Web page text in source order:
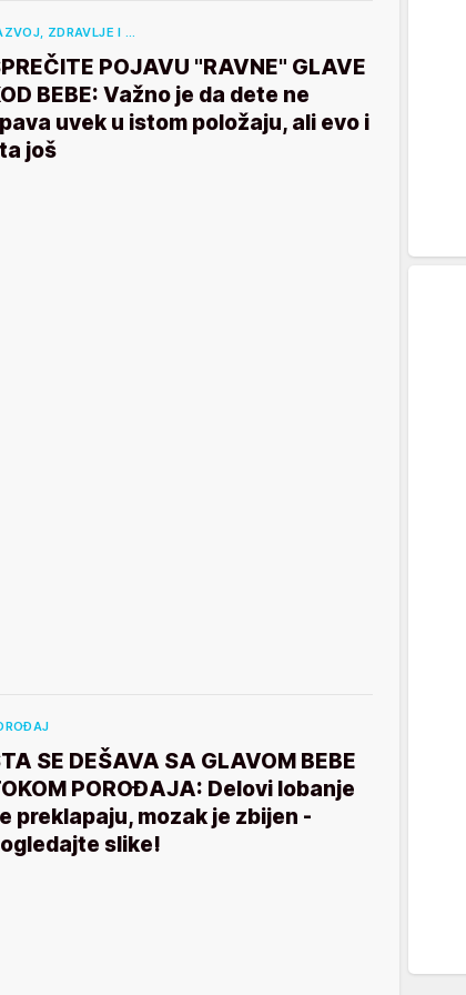
ZDRAVLJE I …
POJAVU "RAVNE" GLAVE
BEBE: Važno je da dete ne
uvek u istom položaju, ali evo i
još
SE DEŠAVA SA GLAVOM BEBE
POROĐAJA: Delovi lobanje
preklapaju, mozak je zbijen -
slike!